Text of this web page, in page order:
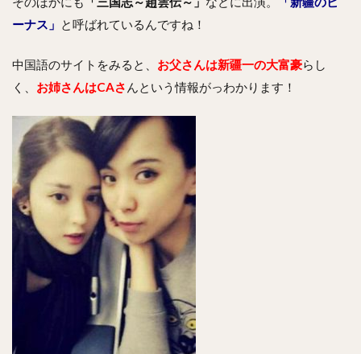
ーナス」 と呼ばれているんですね！
中国語のサイトをみると、 お父さんは新疆一の大富豪らし
く、 お姉さんはCAさ んという情報がっわかります！